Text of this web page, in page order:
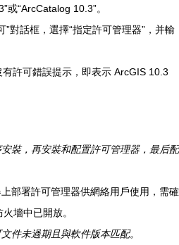
“ArcCatalog 10.3”。
對話框，選擇“指定許可管理器”，并輸
許可錯誤提示，即表示 ArcGIS 10.3
裝，再安裝和配置許可管理器，最后配
上部署許可管理器供網絡用戶使用，需確
墻中已開放。
件未過期且與軟件版本匹配。